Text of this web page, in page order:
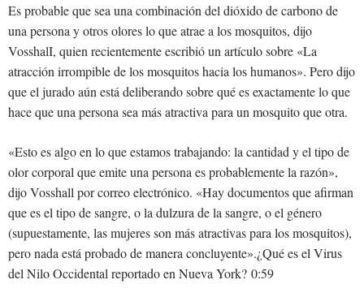
Es probable que sea una combinación del dióxido de carbono de
una persona y otros olores lo que atrae a los mosquitos, dijo
VosshalI, quien recientemente escribió un artículo sobre «La
atracción irrompible de los mosquitos hacia los humanos». Pero dijo
que el jurado aún está deliberando sobre qué es exactamente lo que
hace que una persona sea más atractiva para un mosquito que otra.
«Esto es algo en lo que estamos trabajando: la cantidad y el tipo de
olor corporal que emite una persona es probablemente la razón»,
dijo Vosshall por correo electrónico. «Hay documentos que afirman
que es el tipo de sangre, o la dulzura de la sangre, o el género
(supuestamente, las mujeres son más atractivas para los mosquitos),
pero nada está probado de manera concluyente».¿Qué es el Virus
del Nilo Occidental reportado en Nueva York? 0:59